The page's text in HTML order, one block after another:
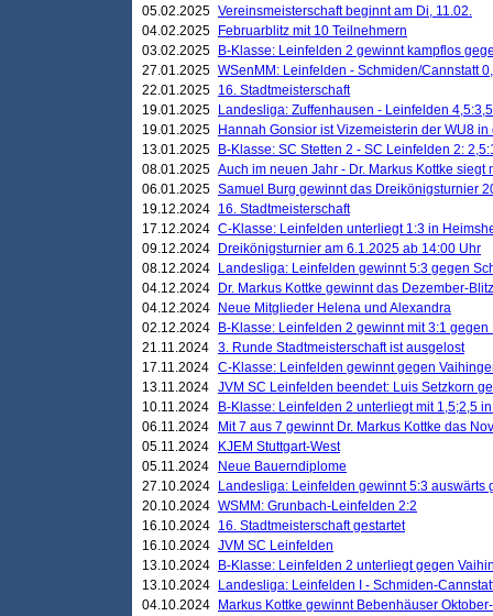
05.02.2025 Vereinsmeisterschaft beginnt am Di, 11.02.
04.02.2025
Februarblitz mit 10 Teilnehmern
03.02.2025
B-Klasse: Leinfelden 2 gewinnt kampflos
27.01.2025 WSenMM: Leinfelden - Schmiden/Cannstatt
22.01.2025 16. Stadtmeisterschaft
19.01.2025
Landesliga: Zuffenhausen - Leinfelden 4,5:3,5
19.01.2025
Hannah Gonsior ist Vizemeisterin der WU8 in
13.01.2025
B-Klasse: SC Stetten 2 - SC Leinfelden 2:
08.01.2025 Auch im neuen Jahr - Dr. Markus Kottke
06.01.2025 Samuel Burg gewinnt das Dreikönigsturnier
19.12.2024 16. Stadtmeisterschaft
17.12.2024 C-Klasse: Leinfelden unterliegt 1:3 in
09.12.2024
Dreikönigsturnier am 6.1.2025 ab 14:00 Uhr
08.12.2024
Landesliga: Leinfelden gewinnt 5:3 gegen
04.12.2024
Dr. Markus Kottke gewinnt das Dezember-
04.12.2024
Neue Mitglieder Helena und Alexandra
02.12.2024
B-Klasse: Leinfelden 2 gewinnt mit 3:1
21.11.2024 3. Runde Stadtmeisterschaft ist ausgelost
17.11.2024 C-Klasse: Leinfelden gewinnt gegen
13.11.2024 JVM SC Leinfelden beendet: Luis Setzkorn
10.11.2024
B-Klasse: Leinfelden 2 unterliegt mit 1,5;2,5
06.11.2024
Mit 7 aus 7 gewinnt Dr. Markus Kottke das
05.11.2024
KJEM Stuttgart-West
05.11.2024
Neue Bauerndiplome
27.10.2024
Landesliga: Leinfelden gewinnt 5:3 auswärts
20.10.2024 WSMM: Grunbach-Leinfelden 2:2
16.10.2024 16. Stadtmeisterschaft gestartet
16.10.2024 JVM SC Leinfelden
13.10.2024
B-Klasse: Leinfelden 2 unterliegt gegen
13.10.2024
Landesliga: Leinfelden I - Schmiden-
04.10.2024
Markus Kottke gewinnt Bebenhäuser